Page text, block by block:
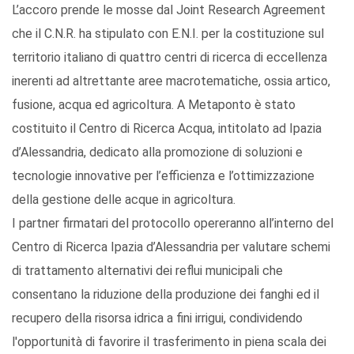
L’accoro prende le mosse dal Joint Research Agreement
che il C.N.R. ha stipulato con E.N.I. per la costituzione sul
territorio italiano di quattro centri di ricerca di eccellenza
inerenti ad altrettante aree macrotematiche, ossia artico,
fusione, acqua ed agricoltura. A Metaponto è stato
costituito il Centro di Ricerca Acqua, intitolato ad Ipazia
d’Alessandria, dedicato alla promozione di soluzioni e
tecnologie innovative per l’efficienza e l’ottimizzazione
della gestione delle acque in agricoltura.
I partner firmatari del protocollo opereranno all’interno del
Centro di Ricerca Ipazia d’Alessandria per valutare schemi
di trattamento alternativi dei reflui municipali che
consentano la riduzione della produzione dei fanghi ed il
recupero della risorsa idrica a fini irrigui, condividendo
l'opportunità di favorire il trasferimento in piena scala dei